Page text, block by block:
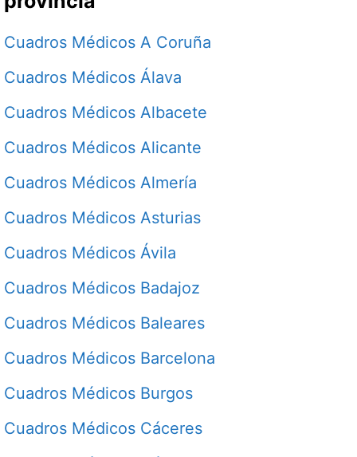
Cuadros Médicos A Coruña
Cuadros Médicos Álava
Cuadros Médicos Albacete
Cuadros Médicos Alicante
Cuadros Médicos Almería
Cuadros Médicos Asturias
Cuadros Médicos Ávila
Cuadros Médicos Badajoz
Cuadros Médicos Baleares
Cuadros Médicos Barcelona
Cuadros Médicos Burgos
Cuadros Médicos Cáceres